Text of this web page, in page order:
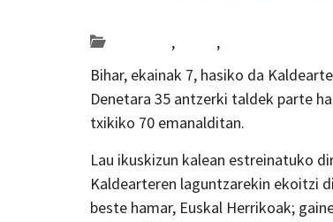
, ,
Bihar, ekainak 7, hasiko da
Denetara 35 antzerki taldek parte
txikiko 70 emanalditan.
Lau ikuskizun kalean estreinatuko
Kaldearteren laguntzarekin ekoitzi
beste hamar, Euskal Herrikoak;